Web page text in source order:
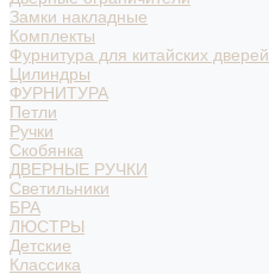
Замки накладные
Комплекты
Фурнитура для китайских дверей
Цилиндры
ФУРНИТУРА
Петли
Ручки
Скобянка
ДВЕРНЫЕ РУЧКИ
Светильники
БРА
ЛЮСТРЫ
Детские
Классика